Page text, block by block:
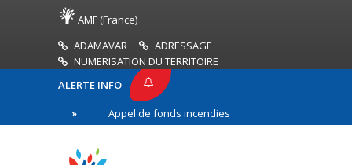
AMF (France)
ADAMAVAR
ADRESSAGE
NUMERISATION DU TERRITOIRE
ALERTE INFO
Appel de fonds incendies de forêt
ligne